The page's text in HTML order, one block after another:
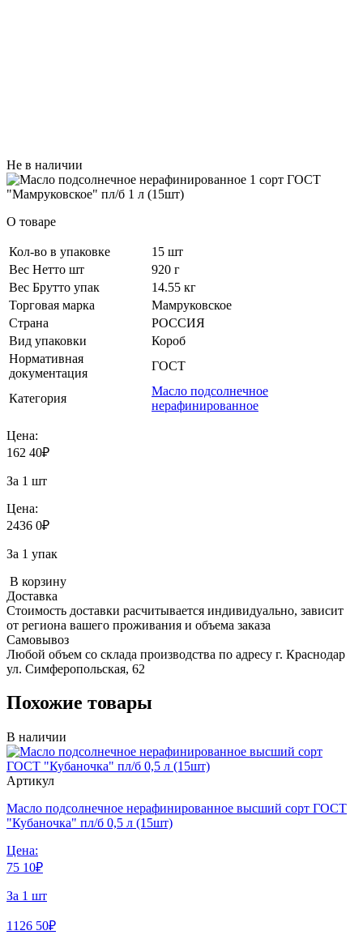
Не в наличии
О товаре
Кол-во в упаковке
15 шт
Вес Нетто шт
920 г
Вес Брутто упак
14.55 кг
Торговая марка
Мамруковское
Страна
РОССИЯ
Вид упаковки
Короб
Нормативная
документация
ГОСТ
Категория
Масло подсолнечное
нерафинированное
Цена:
162 40₽
За 1 шт
Цена:
2436 0₽
За 1 упак
В корзину
Доставка
Стоимость доставки расчитывается индивидуально, зависит
от региона вашего проживания и объема заказа
Самовывоз
Любой объем со склада производства по адресу г. Краснодар
ул. Симферопольская, 62
Похожие товары
В наличии
Артикул
Масло подсолнечное нерафинированное высший сорт ГОСТ
"Кубаночка" пл/б 0,5 л (15шт)
Цена:
75 10₽
За 1 шт
1126 50₽